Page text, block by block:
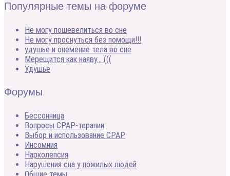
Популярные темы на форуме
Не могу пошевелиться во сне
Не могу проснуться без помощи!!!
удушье и онемение тела во сне
Мерещится как наяву… (((
Удушье
Форумы
Бессонница
Вопросы CPAP-терапии
Выбор и использование CPAP
Инсомния
Нарколепсия
Нарушения сна у пожилых людей